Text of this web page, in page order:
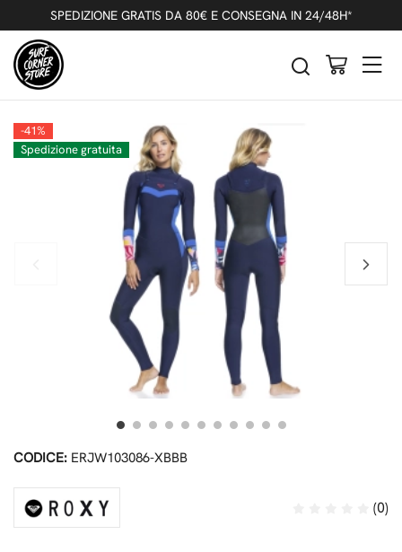
SPEDIZIONE GRATIS DA 80€ E CONSEGNA IN 24/48H*
Indietro Precedente Successivo
ROXY SYNCRO 4/3 FRONT ZIP MUTA
INTERA DONNA NAVY NIGHTS
-41%
Spedizione gratuita
CODICE: ERJW103086-XBBB
(0)